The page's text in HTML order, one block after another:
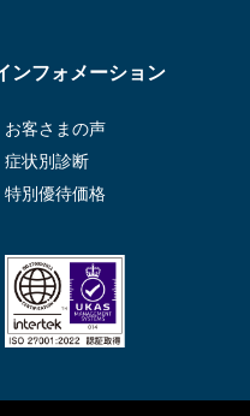
ンフォメーション
お客さまの声
症状別診断
特別優待価格